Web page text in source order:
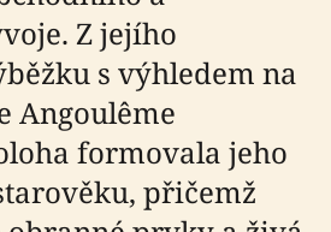
Z jejího
s výhledem na
Angoulême
formovala jeho
přičemž